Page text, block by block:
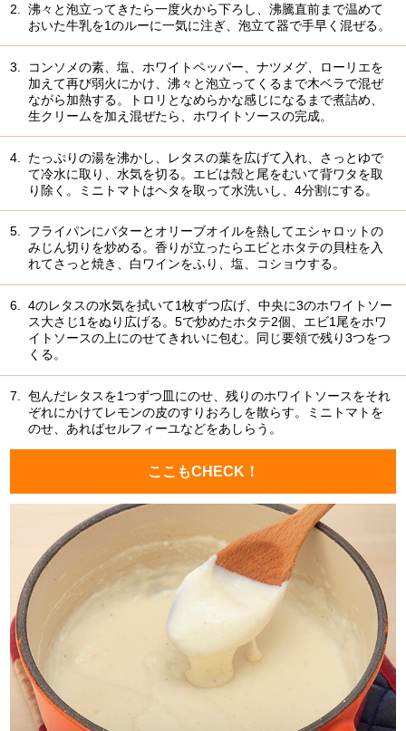
2.
沸々と泡立ってきたら一度火から下ろし、沸騰直前まで温めて
おいた牛乳を1のルーに一気に注ぎ、泡立て器で手早く混ぜる。
3.
コンソメの素、塩、ホワイトペッパー、ナツメグ、ローリエを
加えて再び弱火にかけ、沸々と泡立ってくるまで木ベラで混ぜ
ながら加熱する。トロリとなめらかな感じになるまで煮詰め、
生クリームを加え混ぜたら、ホワイトソースの完成。
4.
たっぷりの湯を沸かし、レタスの葉を広げて入れ、さっとゆで
て冷水に取り、水気を切る。エビは殻と尾をむいて背ワタを取
り除く。ミニトマトはヘタを取って水洗いし、4分割にする。
5.
フライパンにバターとオリーブオイルを熱してエシャロットの
みじん切りを炒める。香りが立ったらエビとホタテの貝柱を入
れてさっと焼き、白ワインをふり、塩、コショウする。
6. 4のレタスの水気を拭いて1枚ずつ広げ、中央に3のホワイトソー
ス大さじ1をぬり広げる。5で炒めたホタテ2個、エビ1尾をホワ
イトソースの上にのせてきれいに包む。同じ要領で残り3つをつ
くる。
7. 包んだレタスを1つずつ皿にのせ、残りのホワイトソースをそれ
ぞれにかけてレモンの皮のすりおろしを散らす。ミニトマトを
のせ、あればセルフィーユなどをあしらう。
ここもCHECK！